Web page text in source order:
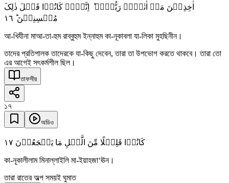
اٰخِذِیۡنَ مَاۤ اٰتٰہُمۡ رَبُّہُمۡ ؕ اِنَّہُمۡ کَانُوۡا قَبۡلَ ذٰلِکَ
مُحۡسِنِیۡنَ ؕ ١٦
আ-খিযীনা মাআ-তা-হুম রাব্বুহুম ইন্নাহুম কা-নূকাবলা যা-লিকা মুহছিনীন।
তাদের প্রতিপালক তাদেরকে যা-কিছু দেবেন, তারা তা উপভোগ করতে থাকবে। তারা তো
এর আগেই সৎকর্মশীল ছিল।
তাফসীর
১৭
অডিও
کَانُوۡا قَلِیۡلًا مِّنَ الَّیۡلِ مَا یَہۡجَعُوۡنَ ١٧
কা-নূকালীলাম মিনাল্লাইলি মা-ইয়াহজা‘ঊন।
তারা রাতের অল্প সময়ই ঘুমাত